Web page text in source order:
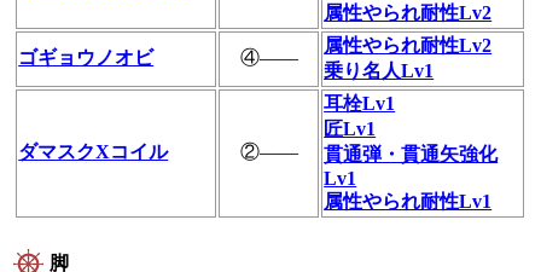
属性やられ耐性Lv2
ゴギョウノオビ ④――
属性やられ耐性Lv2
乗り名人Lv1
ダマスクXコイル ②――
耳栓Lv1
匠Lv1
貫通弾・貫通矢強化
Lv1
属性やられ耐性Lv1
脚